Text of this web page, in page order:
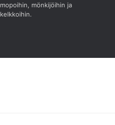
mopoihin, mönkijöihin ja
kelkkoihin.